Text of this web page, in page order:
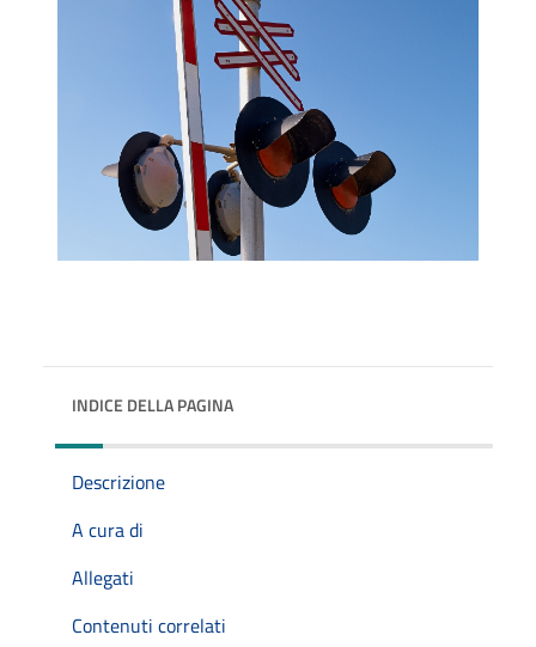
INDICE DELLA PAGINA
Descrizione
A cura di
Allegati
Contenuti correlati